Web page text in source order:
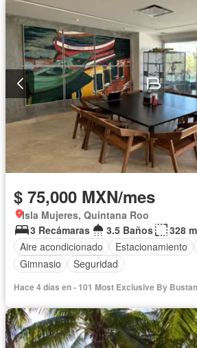
$ 75,000 MXN/mes
Isla Mujeres, Quintana Roo
3 Recámaras
3.5 Baños
328
Aire acondicionado
Estacionamiento
Gimnasio
Seguridad
Hace 4 días en - 101 Most Exclusive By